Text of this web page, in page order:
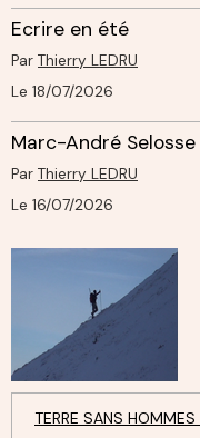
Ecrire en été
Par Thierry LEDRU
Le 18/07/2026
Marc-André
Par Thierry LEDRU
Le 16/07/2026
TERRE SANS